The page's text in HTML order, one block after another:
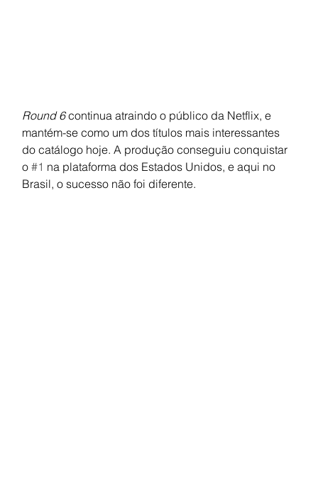
Round 6 continua atraindo o público da Netflix, e
mantém-se como um dos títulos mais interessantes
do catálogo hoje. A produção conseguiu conquistar
o #1 na plataforma dos Estados Unidos, e aqui no
Brasil, o sucesso não foi diferente.